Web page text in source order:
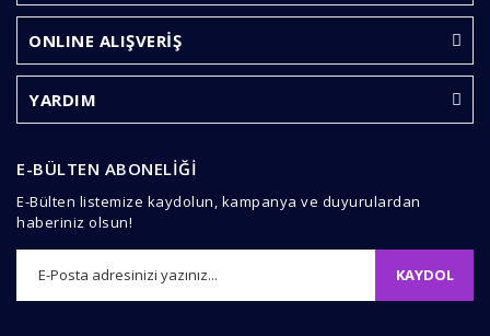
Yorum Yaz
Ürün resmi kalitesiz, bozuk veya görüntülenemiyor.
Ürün açıklamasında eksik bilgiler bulunuyor.
Ürün fiyatı diğer sitelerden daha pahalı.
Gönder
ONLINE ALIŞVERİŞ
YARDIM
E-BÜLTEN ABONELİĞİ
E-Bülten listemize kaydolun, kampanya ve duyurulardan
haberiniz olsun!
KAYDOL